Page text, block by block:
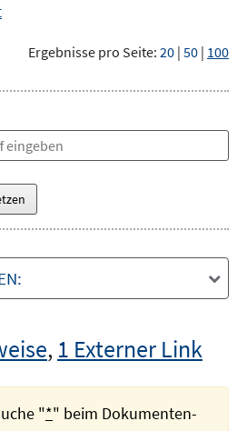
Ergebnisse pro Seite: 20 | 50 | 100
, 1 Externer Link
"*" beim Dokumenten-